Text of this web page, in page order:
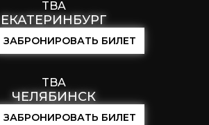
TBA
ЕКАТЕРИНБУРГ
ЗАБРОНИРОВАТЬ БИЛЕТ
TBA
ЧЕЛЯБИНСК
ЗАБРОНИРОВАТЬ БИЛЕТ